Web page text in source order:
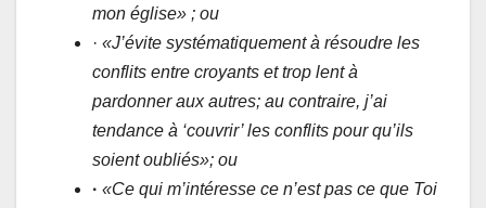
mon église» ; ou
· «J’évite systématiquement à résoudre les
conflits entre croyants et trop lent à
pardonner aux autres; au contraire, j’ai
tendance à ‘couvrir’ les conflits pour qu’ils
soient oubliés»; ou
· «Ce qui m’intéresse ce n’est pas ce que Toi